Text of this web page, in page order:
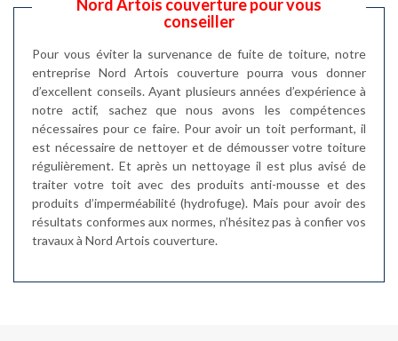
Nord Artois couverture pour vous
conseiller
Pour vous éviter la survenance de fuite de toiture, notre
entreprise Nord Artois couverture pourra vous donner
d’excellent conseils. Ayant plusieurs années d’expérience à
notre actif, sachez que nous avons les compétences
nécessaires pour ce faire. Pour avoir un toit performant, il
est nécessaire de nettoyer et de démousser votre toiture
régulièrement. Et après un nettoyage il est plus avisé de
traiter votre toit avec des produits anti-mousse et des
produits d’imperméabilité (hydrofuge). Mais pour avoir des
résultats conformes aux normes, n’hésitez pas à confier vos
travaux à Nord Artois couverture.